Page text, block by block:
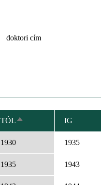
doktori cím
TÓLCSÖKKENŐ
RENDEZÉS
IG
1930 1935
1935 1943